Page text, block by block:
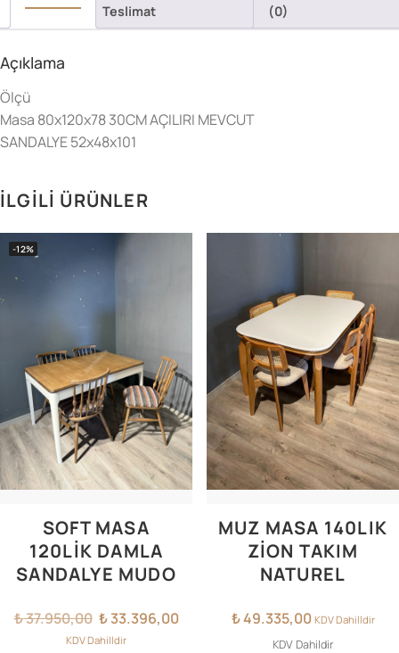
Teslimat
(0)
Açıklama
Ölçü
Masa 80x120x78 30CM AÇILIRI MEVCUT
SANDALYE 52x48x101
İLGILI ÜRÜNLER
-12%
SOFT MASA
120LIK DAMLA
SANDALYE MUDO
₺37.950,00 Orijinal
fiyat:
₺33.396,00Şu
KDV Dahilldir
MUZ MASA 140LIK
ZION TAKIM
NATUREL
₺49.335,00 KDV Dahilldir
KDV Dahildir